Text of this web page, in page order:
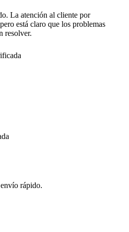
La atención al cliente por
está claro que los problemas
resolver.
rápido.